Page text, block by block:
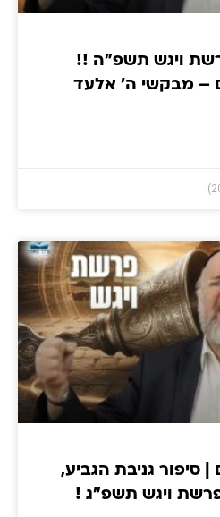
ויגש תשפ"ה !!
– מבקשי ה' אלעד
| סיפור גניבת הגביע,
ויגש תשפ״ג !